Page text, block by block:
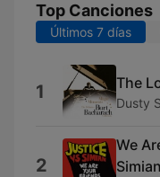
Top Canciones
Últimos 7 días
1 The
Dusty
2
We